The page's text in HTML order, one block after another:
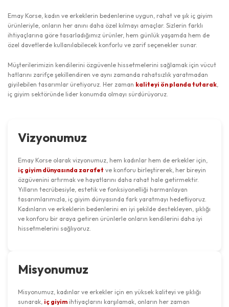
Emay Korse, kadın ve erkeklerin bedenlerine uygun, rahat ve şık iç giyim
ürünleriyle, onların her anını daha özel kılmayı amaçlar. Sizlerin farklı
ihtiyaçlarına göre tasarladığımız ürünler, hem günlük yaşamda hem de
özel davetlerde kullanılabilecek konforlu ve zarif seçenekler sunar.
Müşterilerimizin kendilerini özgüvenle hissetmelerini sağlamak için vücut
hatlarını zarifçe şekillendiren ve aynı zamanda rahatsızlık yaratmadan
giyilebilen tasarımlar üretiyoruz. Her zaman kaliteyi ön planda tutarak,
iç giyim sektöründe lider konumda olmayı sürdürüyoruz.
Vizyonumuz
Emay Korse olarak vizyonumuz, hem kadınlar hem de erkekler için,
iç giyim dünyasında zarafet ve konforu birleştirerek, her bireyin
özgüvenini artırmak ve hayatlarını daha rahat hale getirmektir.
Yılların tecrübesiyle, estetik ve fonksiyonelliği harmanlayan
tasarımlarımızla, iç giyim dünyasında fark yaratmayı hedefliyoruz.
Kadınların ve erkeklerin bedenlerini en iyi şekilde destekleyen, şıklığı
ve konforu bir araya getiren ürünlerle onların kendilerini daha iyi
hissetmelerini sağlıyoruz.
Misyonumuz
Misyonumuz, kadınlar ve erkekler için en yüksek kaliteyi ve şıklığı
sunarak, iç giyim ihtiyaçlarını karşılamak, onların her zaman